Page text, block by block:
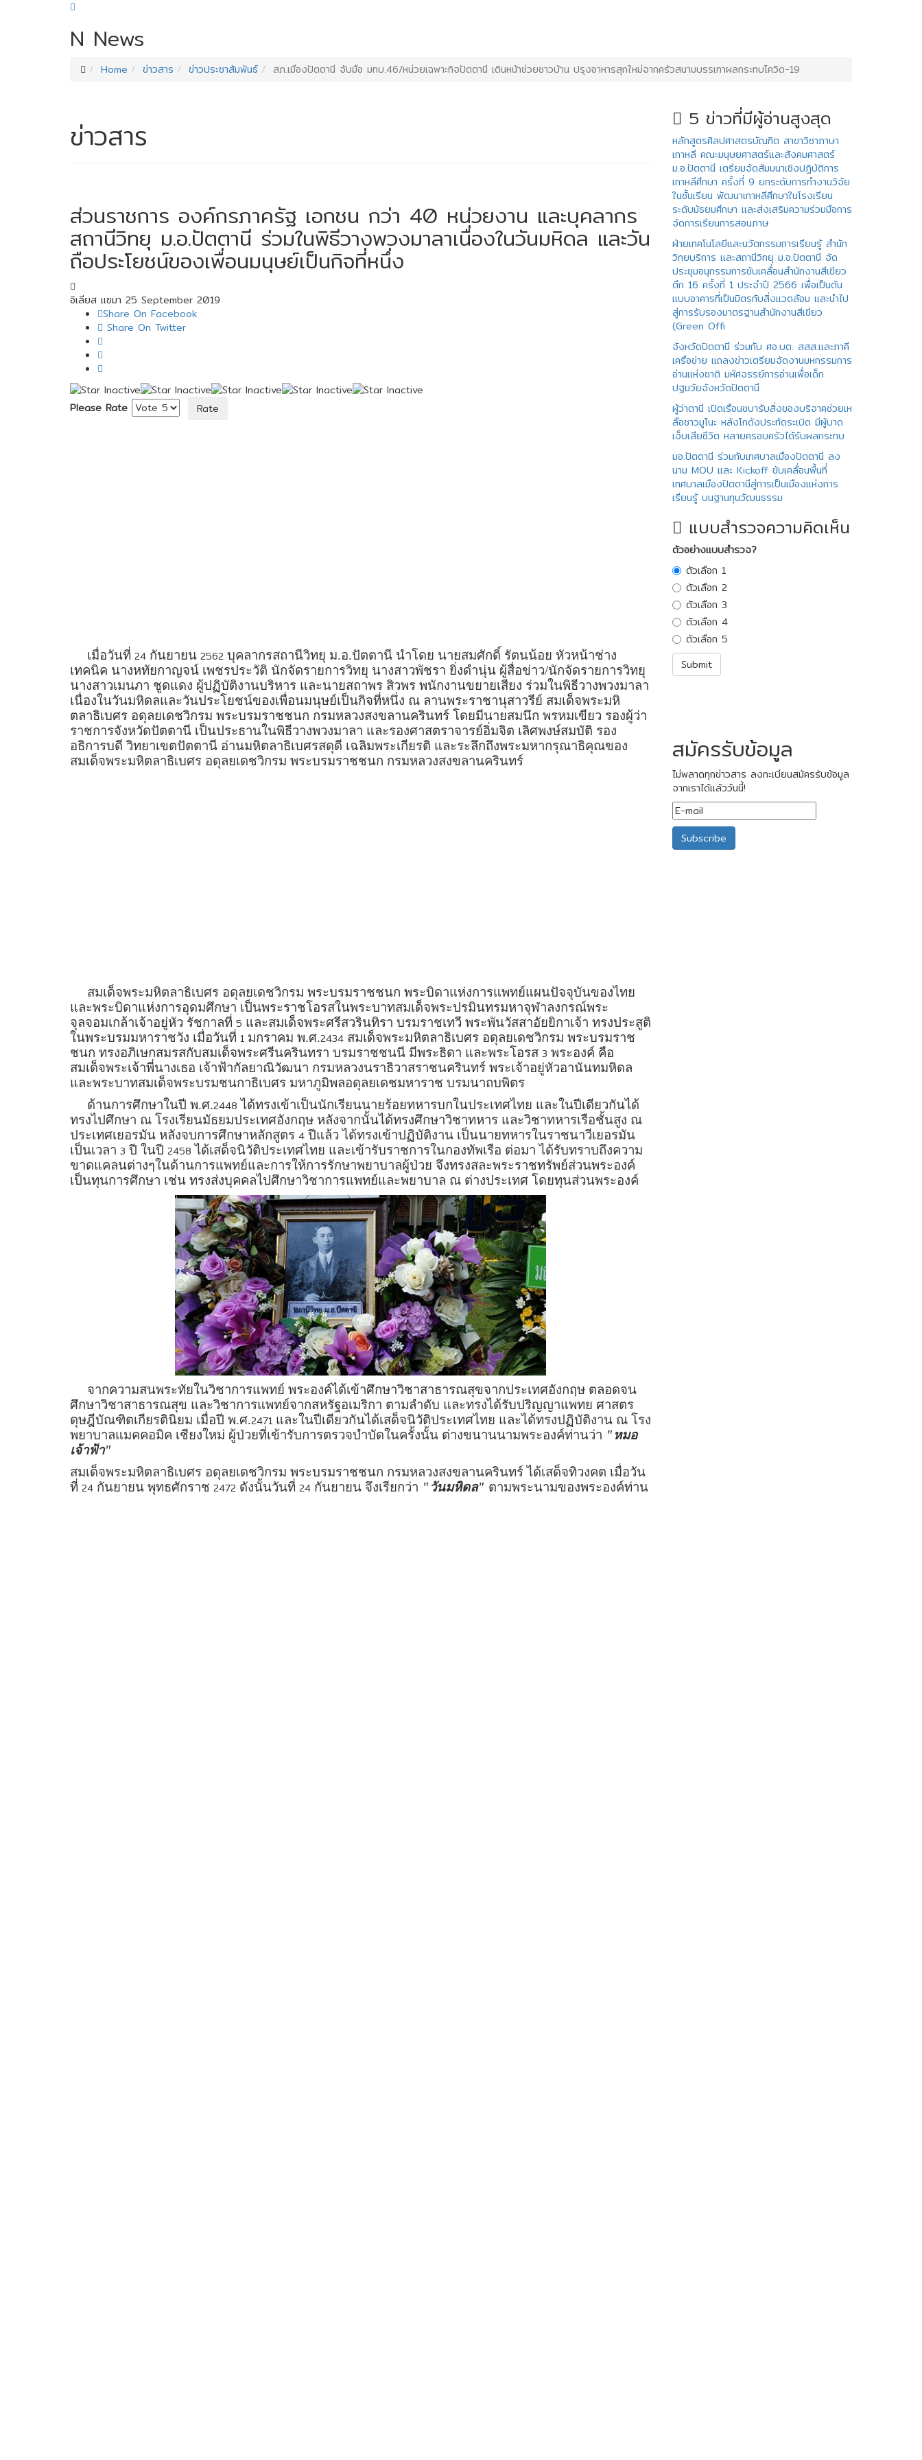
N News
Home ข่าวสาร ข่าวประชาสัมพันธ์ สภ.เมืองปัตตานี จับมือ มทบ.46/หน่วยเฉพาะกิจปัตตานี เดินหน้าช่วยชาวบ้าน ปรุงอาหารสุกใหม่จากครัวสนามบรรเทาผลกระทบโควิด-19
ข่าวสาร
ส่วนราชการ องค์กรภาครัฐ เอกชน กว่า 40 หน่วยงาน และบุคลากร
สถานีวิทยุ ม.อ.ปัตตานี ร่วมในพิธีวางพวงมาลาเนื่องในวันมหิดล และวัน
ถือประโยชน์ของเพื่อนมนุษย์เป็นกิจที่หนึ่ง
อิเลียส เเซมา 25 September 2019
Share On Facebook
Share On Twitter
Please Rate
เมื่อวันที่ 24 กันยายน 2562 บุคลากรสถานีวิทยุ ม.อ.ปัตตานี นำโดย นายสมศักดิ์ รัตนน้อย หัวหน้าช่าง
เทคนิค นางหทัยกาญจน์ เพชรประวัติ นักจัดรายการวิทยุ นางสาวพัชรา ยิ่งดำนุ่น ผู้สื่อข่าว/นักจัดรายการวิทยุ
นางสาวเมนภา ชูดแดง ผู้ปฏิบัติงานบริหาร และนายสถาพร สิวพร พนักงานขยายเสียง ร่วมในพิธีวางพวงมาลา
เนื่องในวันมหิดลและวันประโยชน์ของเพื่อนมนุษย์เป็นกิจที่หนึ่ง ณ ลานพระราชานุสาวรีย์ สมเด็จพระมหิ
ตลาธิเบศร อดุลยเดชวิกรม พระบรมราชชนก กรมหลวงสงขลานครินทร์ โดยมีนายสมนึก พรหมเขียว รองผู้ว่า
ราชการจังหวัดปัตตานี เป็นประธานในพิธีวางพวงมาลา และรองศาสตราจารย์อิ่มจิต เลิศพงษ์สมบัติ รอง
อธิการบดี วิทยาเขตปัตตานี อ่านมหิตลาธิเบศรสดุดี เฉลิมพระเกียรติ และระลึกถึงพระมหากรุณาธิคุณของ
สมเด็จพระมหิตลาธิเบศร อดุลยเดชวิกรม พระบรมราชชนก กรมหลวงสงขลานครินทร์
สมเด็จพระมหิตลาธิเบศร อดุลยเดชวิกรม พระบรมราชชนก พระบิดาแห่งการแพทย์แผนปัจจุบันของไทย
และพระบิดาแห่งการอุดมศึกษา เป็นพระราชโอรสในพระบาทสมเด็จพระปรมินทรมหาจุฬาลงกรณ์พระ
จุลจอมเกล้าเจ้าอยู่หัว รัชกาลที่ 5 และสมเด็จพระศรีสวรินทิรา บรมราชเทวี พระพันวัสสาอัยยิกาเจ้า ทรงประสูติ
ในพระบรมมหาราชวัง เมื่อวันที่ 1 มกราคม พ.ศ.2434 สมเด็จพระมหิตลาธิเบศร อดุลยเดชวิกรม พระบรมราช
ชนก ทรงอภิเษกสมรสกับสมเด็จพระศรีนครินทรา บรมราชชนนี มีพระธิดา และพระโอรส 3 พระองค์ คือ
สมเด็จพระเจ้าพี่นางเธอ เจ้าฟ้ากัลยาณิวัฒนา กรมหลวงนราธิวาสราชนครินทร์ พระเจ้าอยู่หัวอานันทมหิดล
และพระบาทสมเด็จพระบรมชนกาธิเบศร มหาภูมิพลอดุลยเดชมหาราช บรมนาถบพิตร
ด้านการศึกษาในปี พ.ศ.2448 ได้ทรงเข้าเป็นนักเรียนนายร้อยทหารบกในประเทศไทย และในปีเดียวกันได้
ทรงไปศึกษา ณ โรงเรียนมัธยมประเทศอังกฤษ หลังจากนั้นได้ทรงศึกษาวิชาทหาร และวิชาทหารเรือชั้นสูง ณ
ประเทศเยอรมัน หลังจบการศึกษาหลักสูตร 4 ปีแล้ว ได้ทรงเข้าปฏิบัติงาน เป็นนายทหารในราชนาวีเยอรมัน
เป็นเวลา 3 ปี ในปี 2458 ได้เสด็จนิวัติประเทศไทย และเข้ารับราชการในกองทัพเรือ ต่อมา ได้รับทราบถึงความ
ขาดแคลนต่างๆในด้านการแพทย์และการให้การรักษาพยาบาลผู้ป่วย จึงทรงสละพระราชทรัพย์ส่วนพระองค์
เป็นทุนการศึกษา เช่น ทรงส่งบุคคลไปศึกษาวิชาการแพทย์และพยาบาล ณ ต่างประเทศ โดยทุนส่วนพระองค์
จากความสนพระทัยในวิชาการแพทย์ พระองค์ได้เข้าศึกษาวิชาสาธารณสุขจากประเทศอังกฤษ ตลอดจน
ศึกษาวิชาสาธารณสุข และวิชาการแพทย์จากสหรัฐอเมริกา ตามลำดับ และทรงได้รับปริญญาแพทย ศาสตร
ดุษฎีบัณฑิตเกียรตินิยม เมื่อปี พ.ศ.2471 และในปีเดียวกันได้เสด็จนิวัติประเทศไทย และได้ทรงปฏิบัติงาน ณ โรง
พยาบาลแมคคอมิค เชียงใหม่ ผู้ป่วยที่เข้ารับการตรวจบำบัดในครั้งนั้น ต่างขนานนามพระองค์ท่านว่า "หมอ
เจ้าฟ้า"
สมเด็จพระมหิตลาธิเบศร อดุลยเดชวิกรม พระบรมราชชนก กรมหลวงสงขลานครินทร์ ได้เสด็จทิวงคต เมื่อวัน
ที่ 24 กันยายน พุทธศักราช 2472 ดังนั้นวันที่ 24 กันยายน จึงเรียกว่า "วันมหิดล" ตามพระนามของพระองค์ท่าน
5 ข่าวที่มีผู้อ่านสูงสุด
หลักสูตรศิลปศาสตรบัณฑิต สาขาวิชาภาษา
เกาหลี คณะมนุษยศาสตร์และสังคมศาสตร์
ม.อ.ปัตตานี เตรียมจัดสัมมนาเชิงปฏิบัติการ
เกาหลีศึกษา ครั้งที่ 9 ยกระดับการทำงานวิจัย
ในชั้นเรียน พัฒนาเกาหลีศึกษาในโรงเรียน
ระดับมัธยมศึกษา และส่งเสริมความร่วมมือการ
จัดการเรียนการสอนภาษ
ฝ่ายเทคโนโลยีและนวัตกรรมการเรียนรู้ สำนัก
วิทยบริการ และสถานีวิทยุ ม.อ.ปัตตานี จัด
ประชุมอนุกรรมการขับเคลื่อนสำนักงานสีเขียว
ตึก 16 ครั้งที่ 1 ประจําปี 2566 เพื่อเป็นต้น
แบบอาคารที่เป็นมิตรกับสิ่งแวดล้อม และนําไป
สู่การรับรองมาตรฐานสํานักงานสีเขียว
(Green Offi
จังหวัดปัตตานี ร่วมกับ ศอ.บต. สสส.และภาคี
เครือข่าย แถลงข่าวเตรียมจัดงานมหกรรมการ
อ่านแห่งชาติ มหัศจรรย์การอ่านเพื่อเด็ก
ปฐมวัยจังหวัดปัตตานี
ผู้ว่าตานี เปิดเรือนชบารับสิ่งของบริจาคช่วยเห
ลือชาวมูโนะ หลังโกดังประทัดระเบิด มีผู้บาด
เจ็บเสียชีวิต หลายครอบครัวได้รับผลกระทบ
มอ.ปัตตานี ร่วมกับเทศบาลเมืองปัตตานี ลง
นาม MOU และ Kickoff ขับเคลื่อนพื้นที่
เทศบาลเมืองปัตตานีสู่การเป็นเมืองแห่งการ
เรียนรู้ บนฐานทุนวัฒนธรรม
แบบสำรวจความคิดเห็น
ตัวอย่างแบบสำรวจ?
ตัวเลือก 1
ตัวเลือก 2
ตัวเลือก 3
ตัวเลือก 4
ตัวเลือก 5
สมัครรับข้อมูล
ไม่พลาดทุกข่าวสาร ลงทะเบียนสมัครรับข้อมูล
จากเราได้แล้ววันนี้!